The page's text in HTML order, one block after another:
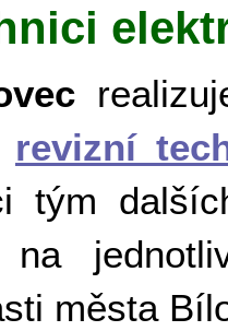
revizní
tým
na
města